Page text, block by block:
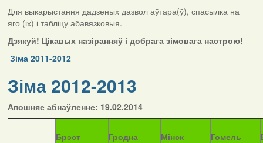
Для выкарыстання дадзеных дазвол аўтара(ў), спасылка на
яго (іх) і табліцу абавязковыя.
Дзякуй! Цікавых назіранняў і добрага зімовага настрою!
Зіма 2011-2012
Зіма 2012-2013
Апошняе абнаўленне: 19.02.2014
Брэст
Гродна
Мінск
Гомель